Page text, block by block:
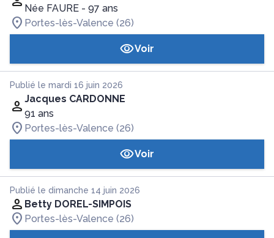
Née FAURE - 97 ans
Portes-lès-Valence (26)
Voir
Publié le mardi 16 juin 2026
Jacques CARDONNE
91 ans
Portes-lès-Valence (26)
Voir
Publié le dimanche 14 juin 2026
Betty DOREL-SIMPOIS
Portes-lès-Valence (26)